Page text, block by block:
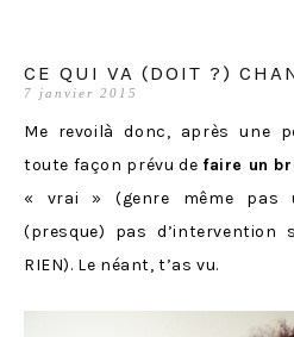
CE QUI VA (DOIT ?)
7 janvier 2015
Me revoilà donc, après une
toute façon prévu de faire un
« vrai » (genre même pas
(presque) pas d’intervention
RIEN). Le néant, t’as vu.